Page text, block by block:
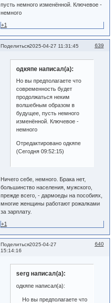
пусть немного изменённой. Ключевое -
немного
+1
Поделиться 639
2025-04-27 11:31:45
одкяпе написал(а):
Но вы предполагаете что
современность будет
продолжаться неким
волшебным образом в
будущее, пусть немного
изменённой. Ключевое -
немного
Отредактировано одкяпе
(Сегодня 09:52:15)
Ничего себе, немного. Брака нет,
большинство населения, мужского,
прежде всего, - дармоеды на пособиях,
многие женщины работают рожалками
за зарплату.
+1
Поделиться 640
2025-04-27
15:14:16
serg написал(а):
одкяпе написал(а):
Но вы предполагаете что